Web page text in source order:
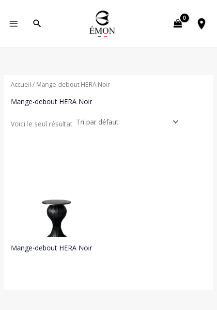
contenu
Rechercher
Accueil / Mange-debout HERA Noir
Mange-debout HERA Noir
Voici le seul résultat
Mange-debout HERA Noir